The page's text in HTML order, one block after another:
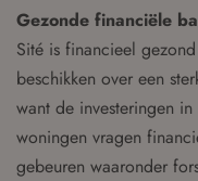
Gezonde financiële
Sité is financieel
beschikken over een
want de investeringen
woningen vragen
gebeuren waaronder